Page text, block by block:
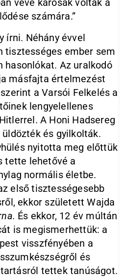
véve károsak voltak a
számára.”
írni. Néhány évvel
tisztességes ember sem
hasonlókat. Az uralkodó
másfajta értelmezést
a Varsói Felkelés a
lengyelellenes
A Honi Hadsereg
és gyilkolták.
nyitotta meg előttük
tette lehetővé a
normális életbe.
első tisztességesebb
ekkor született Wajda
És ekkor, 12 év múltán
is megismerhettük: a
visszfényében a
és
tettek tanúságot.